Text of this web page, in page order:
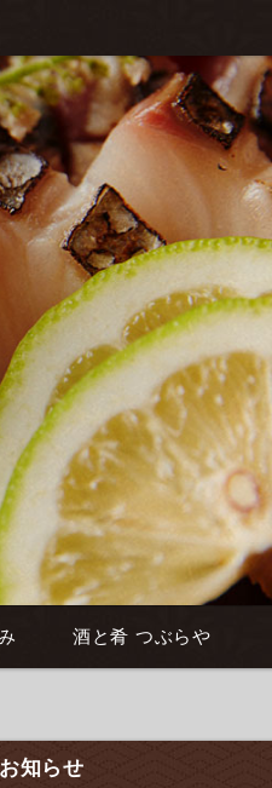
酒と肴 つぶらや
知らせ